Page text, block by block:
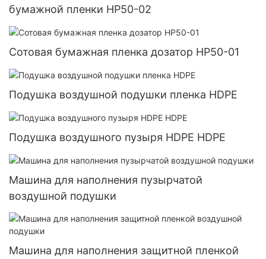
бумажной пленки HP50-02
Сотовая бумажная пленка дозатор HP50-01
Подушка воздушной подушки пленка HDPE
Подушка воздушного пузыря HDPE HDPE
Машина для наполнения пузырчатой ​​
воздушной подушки
Машина для наполнения защитной пленкой